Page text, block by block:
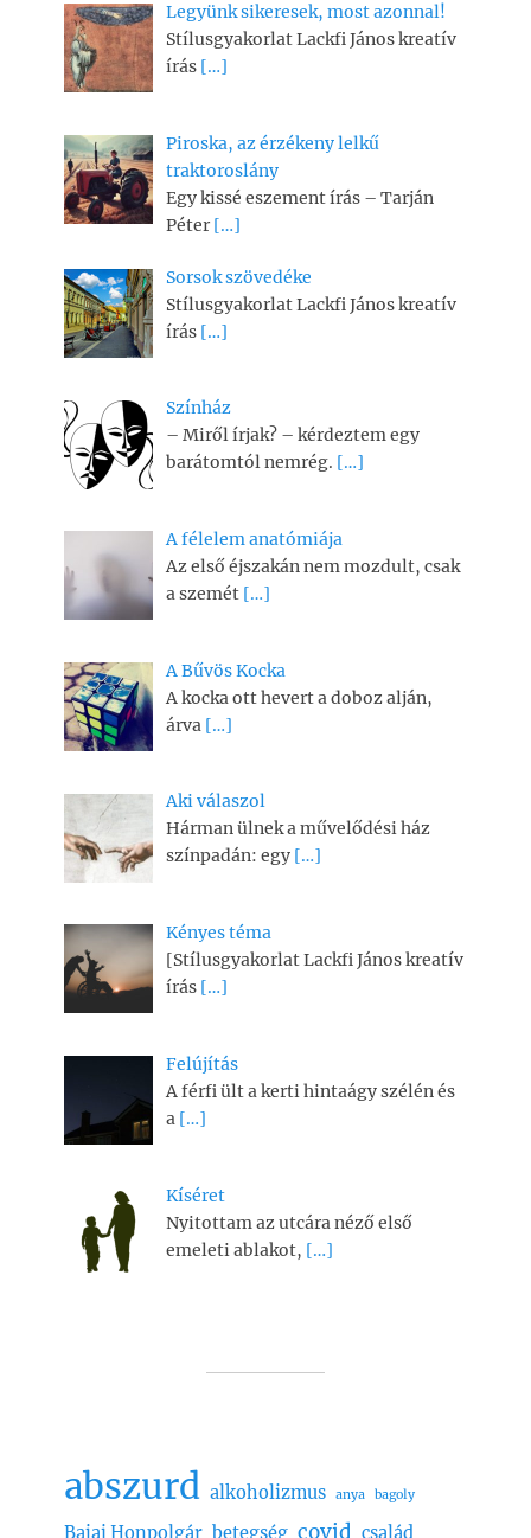
Legyünk sikeresek, most azonnal!
Stílusgyakorlat Lackfi János kreatív
írás […]
Piroska, az érzékeny lelkű
traktoroslány
Egy kissé eszement írás – Tarján
Péter […]
Sorsok szövedéke
Stílusgyakorlat Lackfi János kreatív
írás […]
Színház
– Miről írjak? – kérdeztem egy
barátomtól nemrég. […]
A félelem anatómiája
Az első éjszakán nem mozdult, csak
a szemét […]
A Bűvös Kocka
A kocka ott hevert a doboz alján,
árva […]
Aki válaszol
Hárman ülnek a művelődési ház
színpadán: egy […]
Kényes téma
[Stílusgyakorlat Lackfi János kreatív
írás […]
Felújítás
A férfi ült a kerti hintaágy szélén és
a […]
Kíséret
Nyitottam az utcára néző első
emeleti ablakot, […]
abszurd alkoholizmus anya bagoly
Bajai Honpolgár betegség covid család